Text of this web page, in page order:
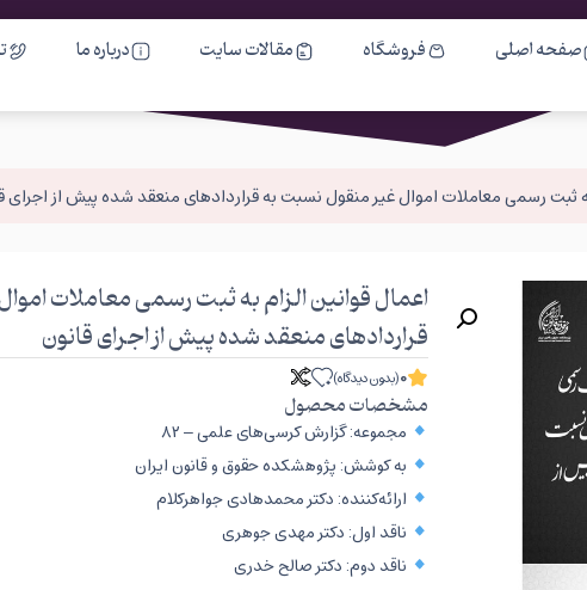
صفحه اصلی فروشگاه مقالات سایت درباره ما
ثبت رسمی معاملات اموال غیر منقول نسبت به قراردادهای منعقد شده پیش از اجرای
اعمال قوانین الزام به ثبت رسمی معاملات
قراردادهای منعقد شده پیش از اجرای قانون
0(بدون دیدگاه)
مشخصات محصول
مجموعه: گزارش کرسی‌های علمی – ۸۲
به کوشش: پژوهشکده حقوق و قانون ایران
ارائه‌کننده: دکتر محمدهادی جواهرکلام
ناقد اول: دکتر مهدی جوهری
ناقد دوم: دکتر صالح خدری